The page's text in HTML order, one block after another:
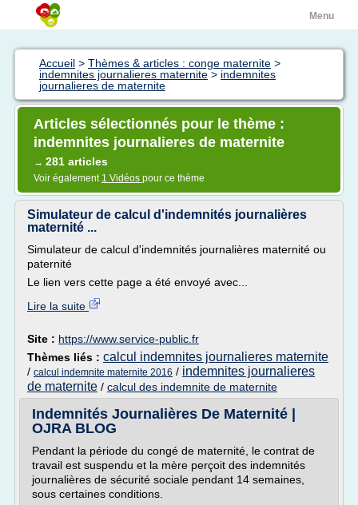
Menu
Accueil > Thèmes & articles : conge maternite >
indemnites journalieres maternite > indemnites
journalieres de maternite
Articles sélectionnés pour le thème :
indemnites journalieres de maternite
→ 281 articles
Voir également 1 Vidéos pour ce thème
Simulateur de calcul d'indemnités journalières
maternité ...
Simulateur de calcul d'indemnités journalières maternité ou
paternité
Le lien vers cette page a été envoyé avec...
Lire la suite
Site : https://www.service-public.fr
Thèmes liés : calcul indemnites journalieres maternite
/ calcul indemnite maternite 2016 / indemnites journalieres
de maternite / calcul des indemnite de maternite
Indemnités Journalières De Maternité |
OJRA BLOG
Pendant la période du congé de maternité, le contrat de
travail est suspendu et la mère perçoit des indemnités
journalières de sécurité sociale pendant 14 semaines,
sous certaines conditions.